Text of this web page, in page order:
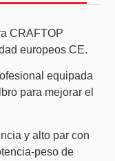
CRAFTOP
europeos CE.
equipada
para mejorar el
y alto par con
peso de